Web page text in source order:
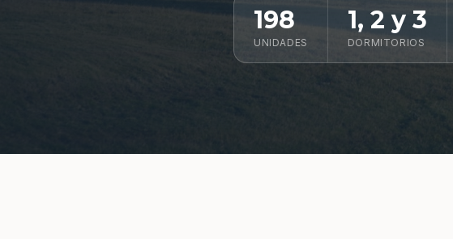
198
UNIDADES
1, 2 y 3
DORMITORIOS